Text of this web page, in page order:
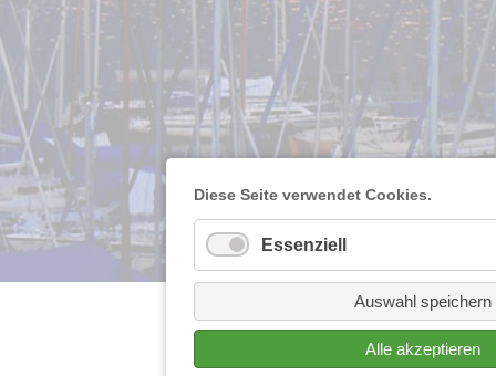
Diese Seite verwendet Cookies.
Essenziell
Auswahl speichern
Alle akzeptieren